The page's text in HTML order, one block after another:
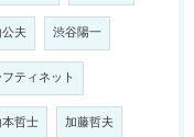
夫 渋谷陽一
ティネット
哲士 加藤哲夫